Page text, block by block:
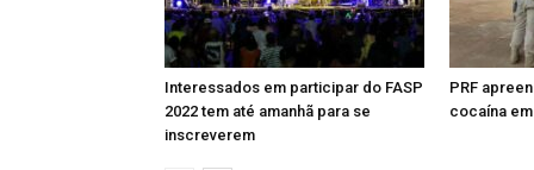
Interessados em participar do FASP
2022 tem até amanhã para se
inscreverem
PRF
cocaína